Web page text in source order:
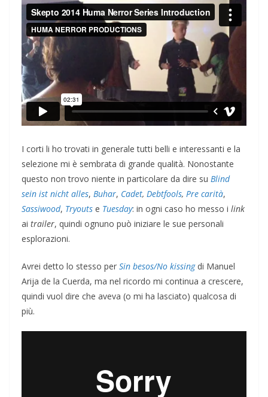
I corti li ho trovati in generale tutti belli e interessanti e la
selezione mi è sembrata di grande qualità. Nonostante
questo non trovo niente in particolare da dire su Blind
sein ist nicht alles, Buhar, Cadet, Debtfools, Pre carità,
Sassiwood, Tryouts e Tuesday: in ogni caso ho messo i link
ai trailer, quindi ognuno può iniziare le sue personali
esplorazioni.
Avrei detto lo stesso per Sin besos/No kissingdi Manuel
Arija de la Cuerda, ma nel ricordo mi continua a crescere,
quindi vuol dire che aveva (o mi ha lasciato) qualcosa di
più.